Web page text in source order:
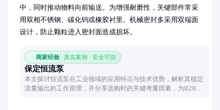
中，同时推动物料向前输送。为增强耐磨性，关键部件常采
用双相不锈钢、碳化钨或橡胶衬里。机械密封多采用双端面
设计，防止颗粒进入密封面造成损坏。
商家经验 真实案例 · 安全可信
保定恒流泵
本文探讨恒流泵在工业领域的应用特点与技术优势，解析其稳定
流量输出的工作原理，并分享选购时的关键考量因素，为B2B采